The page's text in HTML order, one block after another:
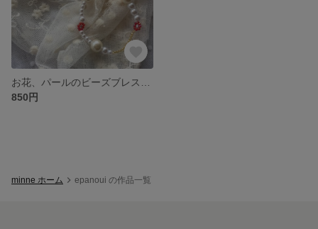
850円
minne ホーム epanoui の作品一覧